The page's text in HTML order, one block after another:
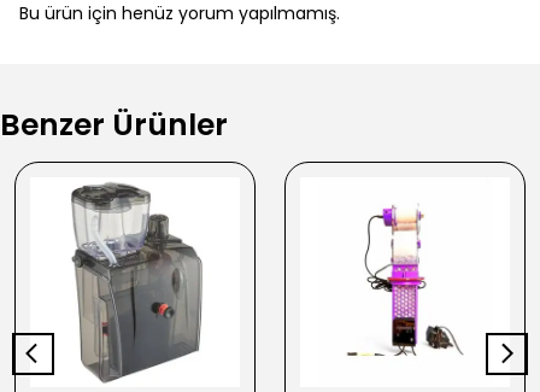
Bu ürün için henüz yorum yapılmamış.
Benzer Ürünler